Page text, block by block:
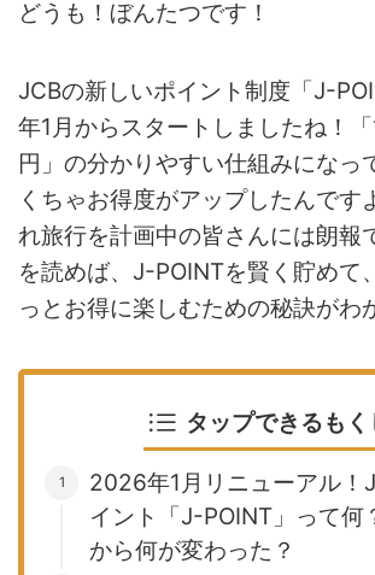
どうも！ぼんたつです！
JCBの新しいポイント制度「J-
年1月からスタートしましたね！
円」の分かりやすい仕組みになっ
くちゃお得度がアップしたんです
れ旅行を計画中の皆さんには朗報
を読めば、J-POINTを賢く貯めて
っとお得に楽しむための秘訣がわ
タップできるもく
2026年1月リニューアル！
イント「J-POINT」って何
から何が変わった？